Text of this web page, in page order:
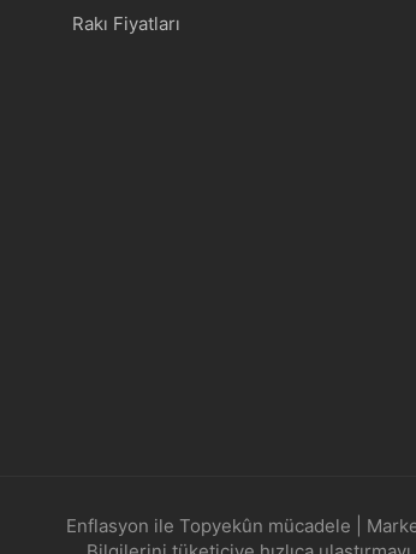
Rakı Fiyatları
Enflasyon ile Topyekûn mücadele |